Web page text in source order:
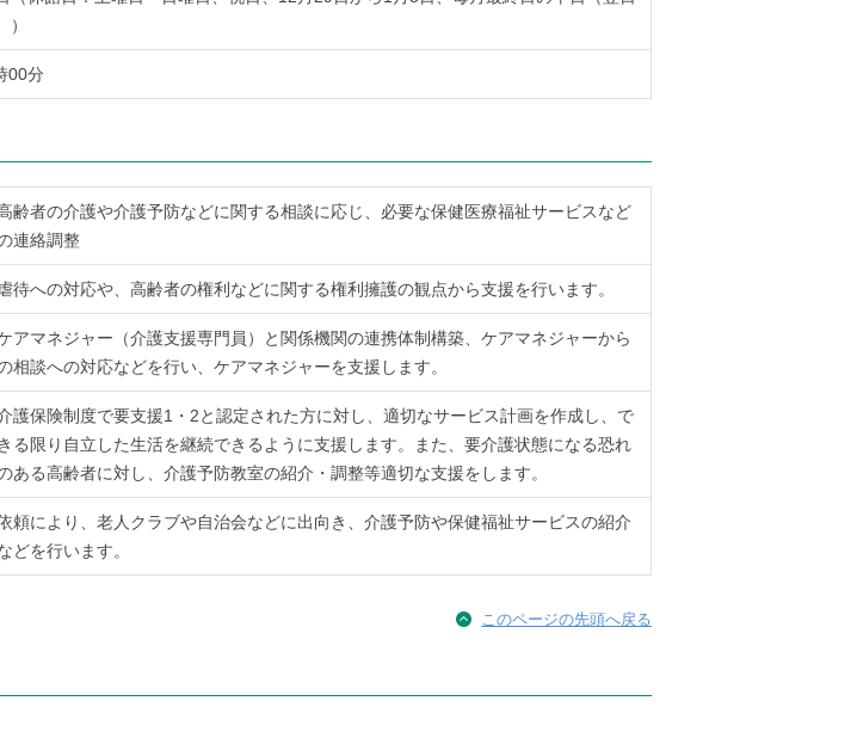
00分
齢者の介護や介護予防などに関する相談に応じ、必要な保健医療福祉サービスなど
連絡調整
虐待への対応や、高齢者の権利などに関する権利擁護の観点から支援を行います。
アマネジャー（介護支援専門員）と関係機関の連携体制構築、ケアマネジャーから
相談への対応などを行い、ケアマネジャーを支援します。
護保険制度で要支援1・2と認定された方に対し、適切なサービス計画を作成し、で
きる限り自立した生活を継続できるように支援します。また、要介護状態になる恐れ
ある高齢者に対し、介護予防教室の紹介・調整等適切な支援をします。
頼により、老人クラブや自治会などに出向き、介護予防や保健福祉サービスの紹介
どを行います。
このページの先頭へ戻る